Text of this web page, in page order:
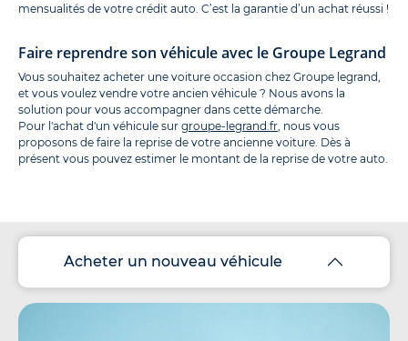
mensualités de votre crédit auto. C’est la garantie d’un achat réussi !
Faire reprendre son véhicule avec le Groupe Legrand
Vous souhaitez acheter une voiture occasion chez Groupe legrand,
et vous voulez vendre votre ancien véhicule ? Nous avons la
solution pour vous accompagner dans cette démarche.
Pour l'achat d'un véhicule sur groupe-legrand.fr , nous vous
proposons de faire la reprise de votre ancienne voiture. Dès à
présent vous pouvez estimer le montant de la reprise de votre auto.
Acheter un nouveau véhicule